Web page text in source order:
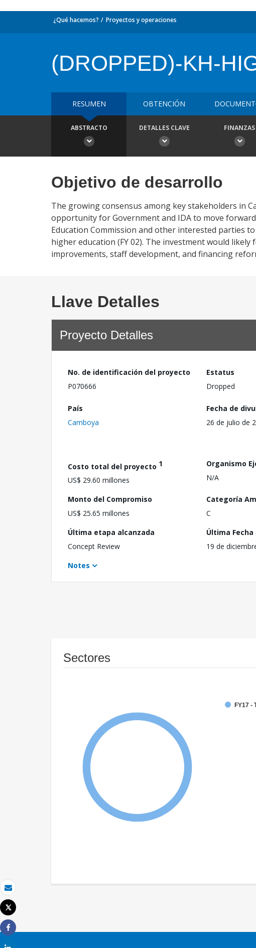
Correo electrónico
Imprimir
Tweet
Share
¿Qué hacemos? Proyectos y operaciones
(DROPPED)-KH-
RESUMEN OBTENCIÓN
ABSTRACTO DETALLES CLAVE FINANZAS
Objetivo de desarrollo
The growing consensus among key stakeholders in
opportunity for Government and IDA to move
Education Commission and other interested parties
higher education (FY 02). The investment would
improvements, staff development, and financing
Llave Detalles
Proyecto Detalles
No. de identificación del proyecto
P070666
Estatus
Dropped
País
Camboya
Fecha de
26 de julio de
Costo total del proyecto 1
US$ 29.60 millones
Organismo
N/A
Monto del Compromiso
US$ 25.65 millones
Categoría
C
Última etapa alcanzada
Concept Review
Última
19 de
Notes
Sectores
FY17 -